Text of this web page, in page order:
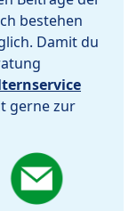
bestehen
Damit du
gerne zur